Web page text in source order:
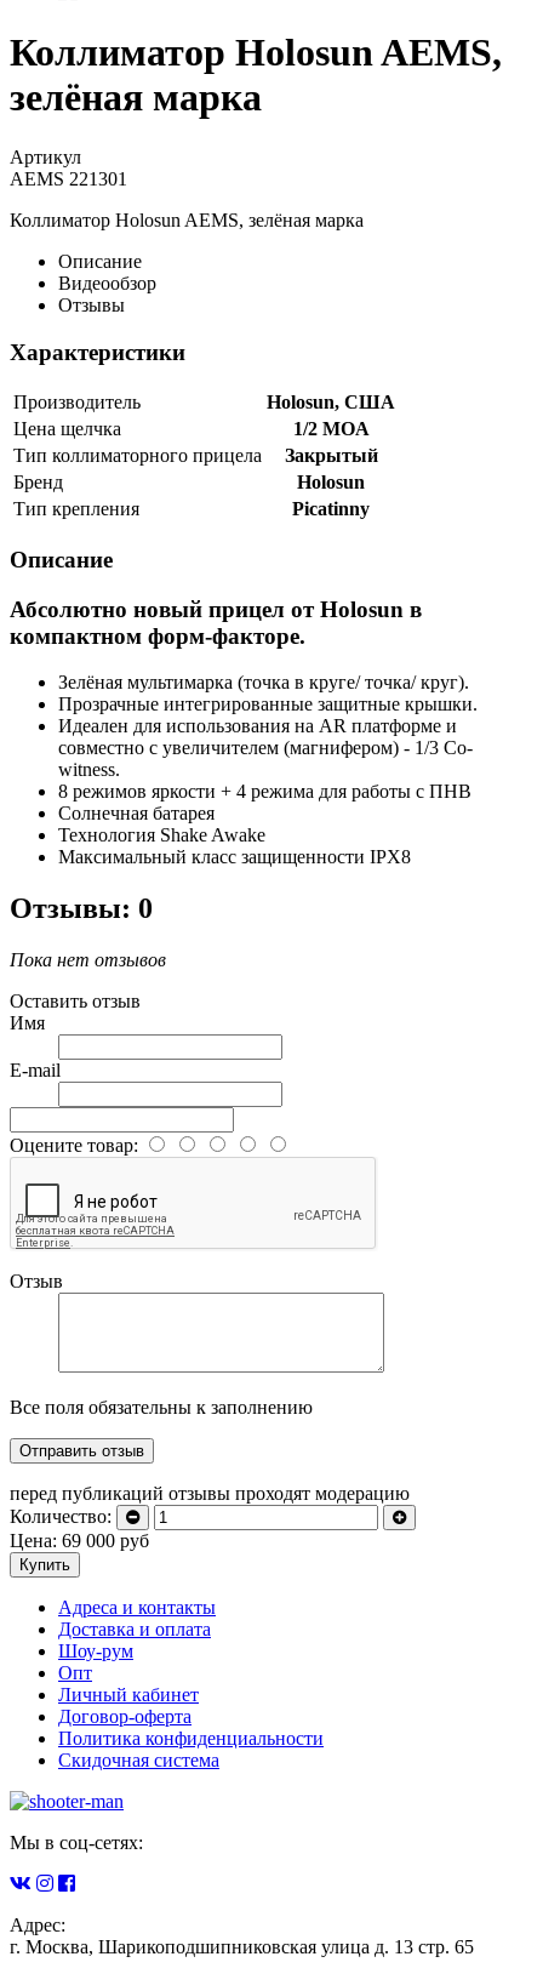
Коллиматор Holosun AEMS,
зелёная марка
Артикул
AEMS 221301
Коллиматор Holosun AEMS, зелёная марка
Описание
Видеообзор
Отзывы
Характеристики
Производитель
Holosun, США
Цена щелчка
1/2 MOA
Тип коллиматорного прицела
Закрытый
Брeнд
Holosun
Тип крепления
Picatinny
Описание
Абсолютно новый прицел от Holosun в
компактном форм-факторе.
Зелёная мультимарка (точка в круге/ точка/ круг).
Прозрачные интегрированные защитные крышки.
Идеален для использования на AR платформе и
совместно с увеличителем (магнифером) - 1/3 Co-
witness.
8 режимов яркости + 4 режима для работы с ПНВ
Солнечная батарея
Технология Shake Awake
Максимальный класс защищенности IPX8
Отзывы: 0
Пока нет отзывов
Оставить отзыв
Имя
E-mail
Оцените товар:
Отзыв
Все поля обязательны к заполнению
перед публикаций отзывы проходят модерацию
Количество:
Цена: 69 000 руб
Купить
Адреса и контакты
Доставка и оплата
Шоу-рум
Опт
Личный кабинет
Договор-оферта
Политика конфиденциальности
Скидочная система
Мы в соц-сетях:
Адрес:
г. Москва, Шарикоподшипниковская улица д. 13 стр. 65